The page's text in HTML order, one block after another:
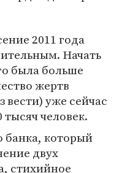
2011 года
Начать
была больше
жертв
вести) уже сейчас
человек.
который
двух
стихийное